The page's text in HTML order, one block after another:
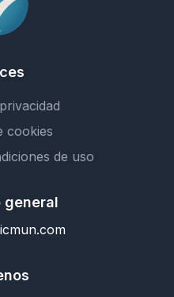
cookies
de uso
general